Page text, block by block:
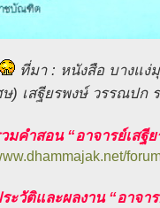
ที่มา : หนังสือ บางแง่
ษ) เสฐียรพงษ์ วรรณป
มคำสอน “อาจารย์เสฐี
ะวัติและผลงาน “อาจา